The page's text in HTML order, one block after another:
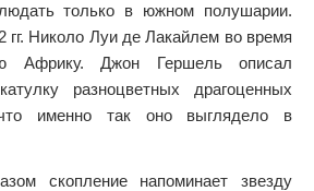
только в южном полушарии.
гг. Николо Луи де Лакайлем во время
Африку. Джон Гершель описал
разноцветных драгоценных
именно так оно выглядело в
скопление напоминает звезду